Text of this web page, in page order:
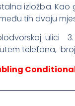
izložba.
tih dvaju
ulici
telefona, broj